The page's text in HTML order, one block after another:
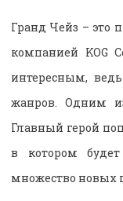
Гранд Чейз – это
компанией KOG
интересным,
жанров. Одним
Главный герой
в котором
множество новых